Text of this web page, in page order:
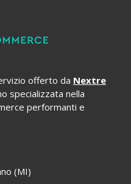
offerto da Nextre
specializzata nella
performanti e
(MI)